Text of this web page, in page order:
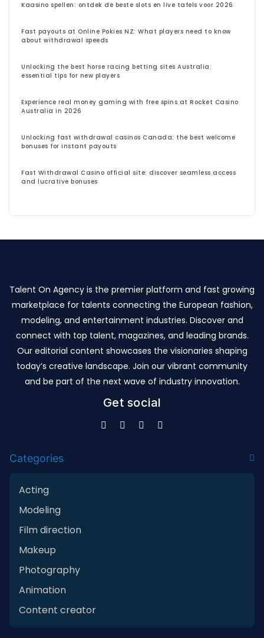
Kaasino spellen: ontdek de beste slots en live tafels voor 2026
Fast payouts at Online Pokies NZ: What players need to know
about withdrawal speeds
Unlocking the best horse racing betting sites Australia:
essential tips for new players
Experience real money gaming with free spins at Rocket Casino
Australia in 2026
Unlocking fast withdrawal casinos Canada: the best welcome
bonuses for instant payouts
Fast Withdrawal Casino official site: discover seamless access
and lucrative bonuses
Talent On Agency is the premier platform and fast growing
marketplace for talents connecting the European fashion,
modeling, and entertainment industries. Discover and
connect with top talent, magazines, and leading brands.
Our editorial content showcases the visionaries shaping
today’s creative landscape. Join our vibrant community
and be part of the next wave of industry innovation.
Get social
Categories
Acting
Modeling
Film direction
Makeup
Photography
Animation
Content creator